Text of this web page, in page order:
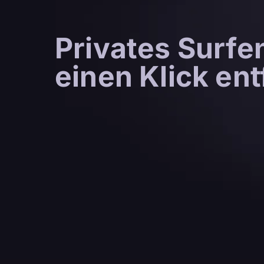
Privates
einen Klick